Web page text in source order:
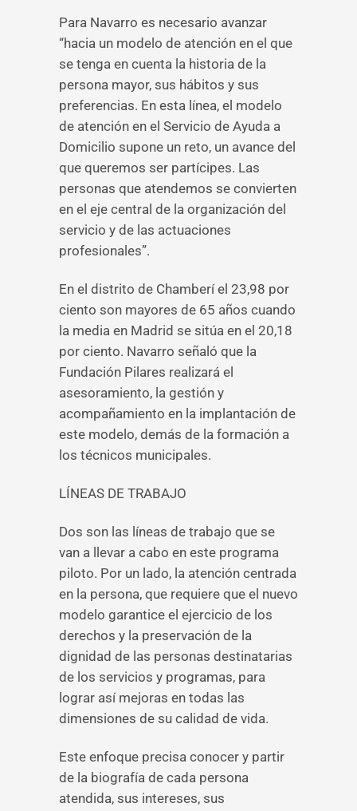
Para Navarro es necesario avanzar
“hacia un modelo de atención en el que
se tenga en cuenta la historia de la
persona mayor, sus hábitos y sus
preferencias. En esta línea, el modelo
de atención en el Servicio de Ayuda a
Domicilio supone un reto, un avance del
que queremos ser partícipes. Las
personas que atendemos se convierten
en el eje central de la organización del
servicio y de las actuaciones
profesionales”.
En el distrito de Chamberí el 23,98 por
ciento son mayores de 65 años cuando
la media en Madrid se sitúa en el 20,18
por ciento. Navarro señaló que la
Fundación Pilares realizará el
asesoramiento, la gestión y
acompañamiento en la implantación de
este modelo, demás de la formación a
los técnicos municipales.
LÍNEAS DE TRABAJO
Dos son las líneas de trabajo que se
van a llevar a cabo en este programa
piloto. Por un lado, la atención centrada
en la persona, que requiere que el nuevo
modelo garantice el ejercicio de los
derechos y la preservación de la
dignidad de las personas destinatarias
de los servicios y programas, para
lograr así mejoras en todas las
dimensiones de su calidad de vida.
Este enfoque precisa conocer y partir
de la biografía de cada persona
atendida, sus intereses, sus